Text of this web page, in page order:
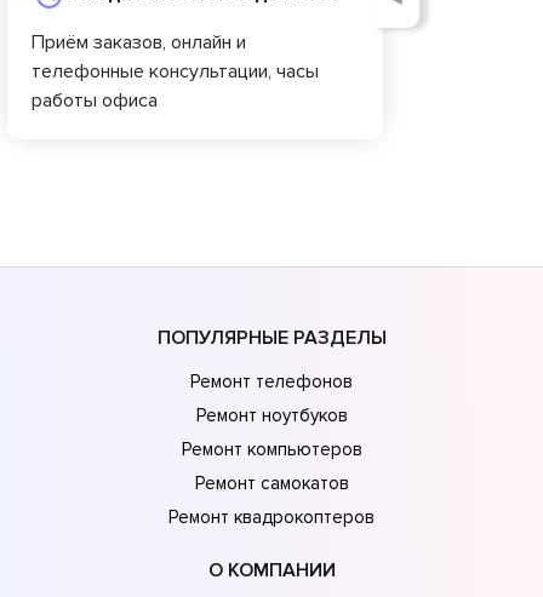
Приём заказов, онлайн и
телефонные консультации, часы
работы офиса
ПОПУЛЯРНЫЕ РАЗДЕЛЫ
Ремонт телефонов
Ремонт ноутбуков
Ремонт компьютеров
Ремонт самокатов
Ремонт квадрокоптеров
О КОМПАНИИ